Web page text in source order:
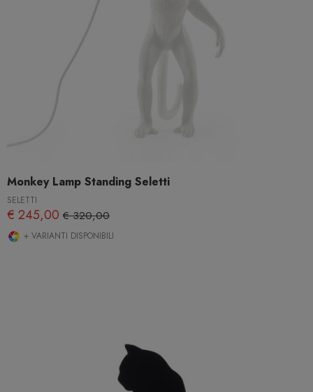
Monkey Lamp Standing Seletti
SELETTI
€ 245,00 € 320,00
+ VARIANTI DISPONIBILI